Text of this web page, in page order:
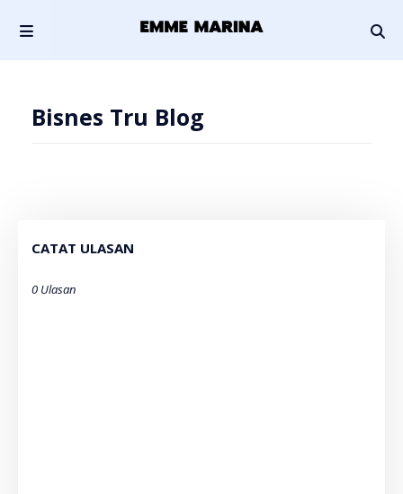
Bisnes Tru Blog
CATAT ULASAN
0 Ulasan